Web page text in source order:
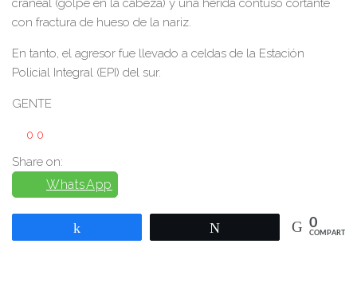
craneal (golpe en la cabeza) y una herida contuso cortante
con fractura de hueso de la nariz.
En tanto, el agresor fue llevado a celdas de la Estación
Policial Integral (EPI) del sur.
GENTE
0 0
Share on:
WhatsApp
0
COMPARTIR